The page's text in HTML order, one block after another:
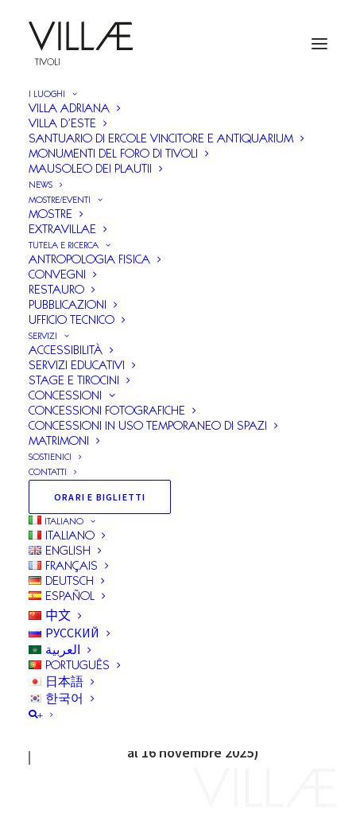
I LUOGHI
VILLA ADRIANA
VILLA D’ESTE
SANTUARIO DI ERCOLE VINCITORE E ANTIQUARIUM
MONUMENTI DEL FORO DI TIVOLI
MAUSOLEO DEI PLAUTII
NEWS
MOSTRE/EVENTI
MOSTRE
EXTRAVILLAE
TUTELA E RICERCA
ANTROPOLOGIA FISICA
CONVEGNI
RESTAURO
PUBBLICAZIONI
UFFICIO TECNICO
SERVIZI
ACCESSIBILITÀ
SERVIZI EDUCATIVI
STAGE E TIROCINI
CONCESSIONI
CONCESSIONI FOTOGRAFICHE
CONCESSIONI IN USO TEMPORANEO DI SPAZI
MATRIMONI
SOSTIENICI
CONTATTI
ORARI E BIGLIETTI
ITALIANO
ITALIANO
ENGLISH
FRANÇAIS
DEUTSCH
ESPAÑOL
中文
РУССКИЙ
العربية
PORTUGUÊS
日本語
한국어
+
VILLAE Futura: musei,
parchi, giardini in
evoluzione
al 16 novembre 2025)